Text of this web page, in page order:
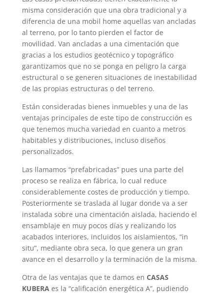
misma consideración que una obra tradicional y a
diferencia de una mobil home aquellas van ancladas
al terreno, por lo tanto pierden el factor de
movilidad. Van ancladas a una cimentación que
gracias a los estudios geotécnico y topográfico
garantizamos que no se ponga en peligro la carga
estructural o se generen situaciones de inestabilidad
de las propias estructuras o del terreno.
Están consideradas bienes inmuebles y una de las
ventajas principales de este tipo de construcción es
que tenemos mucha variedad en cuanto a metros
habitables y distribuciones, incluso diseños
personalizados.
Las llamamos “prefabricadas” pues una parte del
proceso se realiza en fábrica, lo cual reduce
considerablemente costes de producción y tiempo.
Posteriormente se traslada al lugar donde va a ser
instalada sobre una cimentación aislada, haciendo el
ensamblaje en muy pocos días y realizando los
acabados interiores, incluidos los aislamientos, “in
situ”, mediante obra seca, lo que genera un gran
avance en el desarrollo y la terminación de la misma.
Otra de las ventajas que te damos en CASAS
KUBERA es la “calificación energética A”, pudiendo